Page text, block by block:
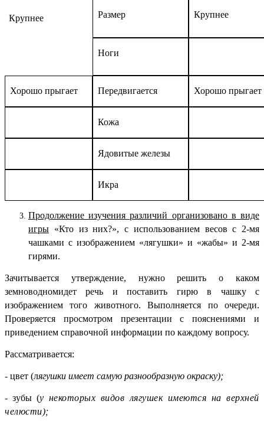
Крупнее Размер Крупнее
Ноги
Хорошо прыгает Передвигается Хорошо прыгает
Кожа
Ядовитые железы
Икра
Продолжение изучения различий организовано в виде
игры «Кто из них?», с использованием весов с 2-мя
чашками с изображением «лягушки» и «жабы» и 2-мя
гирями.
Зачитывается утверждение, нужно решить о каком
земноводномидет речь и поставить гирю в чашку с
изображением того животного. Выполняется по очереди.
Проверяется просмотром презентации с пояснениями и
приведением справочной информации по каждому вопросу.
Рассматривается:
- цвет (лягушки имеет самую разнообразную окраску);
- зубы (у некоторых видов лягушек имеются на верхней
челюсти);